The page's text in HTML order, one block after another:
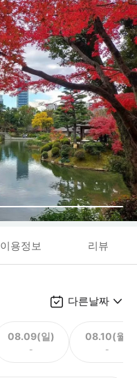
이용정보 리뷰
다른날짜
08.09(일)
-
08.10(월)
-